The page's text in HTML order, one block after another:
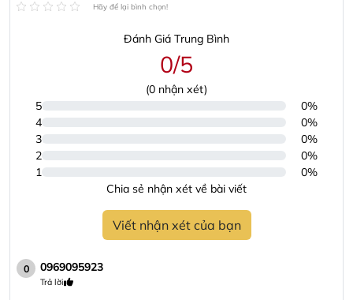
Hãy để lại bình chọn!
Đánh Giá Trung Bình
0/5
(0 nhận xét)
5
0%
4
0%
3
0%
2
0%
1
0%
Chia sẻ nhận xét về bài viết
Viết nhận xét của bạn
0 0969095923
Trả lời